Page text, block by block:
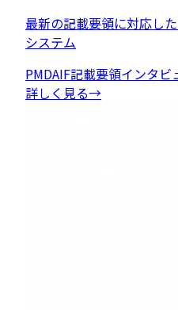
最新の記載要領に対応し
システム
PMDAIF記載要領インタビ
詳しく見る→